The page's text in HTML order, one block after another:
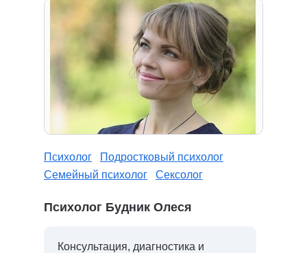
Психолог
Подростковый психолог
Семейный психолог
Сексолог
Психолог Будник Олеся
Консультация, диагностика и